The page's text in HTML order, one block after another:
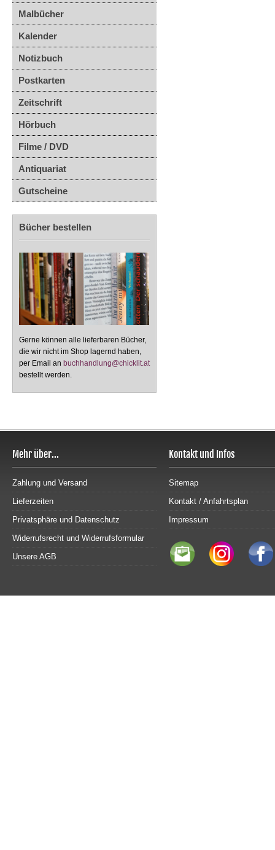
Malbücher
Kalender
Notizbuch
Postkarten
Zeitschrift
Hörbuch
Filme / DVD
Antiquariat
Gutscheine
Bücher bestellen
Gerne können alle lieferbaren Bücher,
die wir nicht im Shop lagernd haben,
per Email an buchhandlung@chicklit.at
bestellt werden.
Mehr über...
Zahlung und Versand
Lieferzeiten
Privatsphäre und Datenschutz
Widerrufsrecht und Widerrufsformular
Unsere AGB
Kontakt und Infos
Sitemap
Kontakt / Anfahrtsplan
Impressum